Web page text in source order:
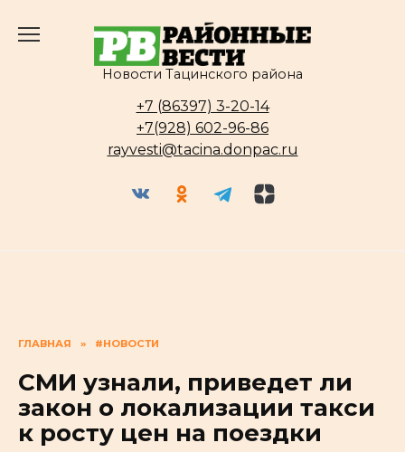
Новости Тацинского района
+7 (86397) 3-20-14
+7(928) 602-96-86
rayvesti@tacina.donpac.ru
ГЛАВНАЯ » #НОВОСТИ
СМИ узнали, приведет ли
закон о локализации такси
к росту цен на поездки